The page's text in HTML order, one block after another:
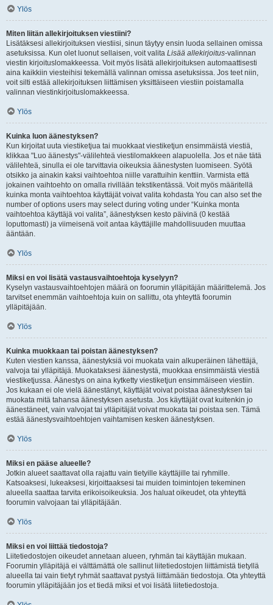
Ylös
Miten liitän allekirjoituksen viestiini?
Lisätäksesi allekirjoituksen viestiisi, sinun täytyy ensin luoda sellainen omissa
asetuksissa. Kun olet luonut sellaisen, voit valita Lisää allekirjoitus-valinnan
viestin kirjoituslomakkeessa. Voit myös lisätä allekirjoituksen automaattisesti
aina kaikkiin viesteihisi tekemällä valinnan omissa asetuksissa. Jos teet niin,
voit silti estää allekirjoituksen liittämisen yksittäiseen viestiin poistamalla
valinnan viestinkirjoituslomakkeessa.
Ylös
Kuinka luon äänestyksen?
Kun kirjoitat uuta viestiketjua tai muokkaat viestiketjun ensimmäistä viestiä,
klikkaa "Luo äänestys"-välilehteä viestilomakkeen alapuolella. Jos et näe tätä
välilehteä, sinulla ei ole tarvittavia oikeuksia äänestysten luomiseen. Syötä
otsikko ja ainakin kaksi vaihtoehtoa niille varattuihin kenttiin. Varmista että
jokainen vaihtoehto on omalla rivillään tekstikentässä. Voit myös määritellä
kuinka monta vaihtoehtoa käyttäjät voivat valita kohdasta You can also set the
number of options users may select during voting under “Kuinka monta
vaihtoehtoa käyttäjä voi valita”, äänestyksen kesto päivinä (0 kestää
loputtomasti) ja viimeisenä voit antaa käyttäjille mahdollisuuden muuttaa
ääntään.
Ylös
Miksi en voi lisätä vastausvaihtoehtoja kyselyyn?
Kyselyn vastausvaihtoehtojen määrä on foorumin ylläpitäjän määrittelemä. Jos
tarvitset enemmän vaihtoehtoja kuin on sallittu, ota yhteyttä foorumin
ylläpitäjään.
Ylös
Kuinka muokkaan tai poistan äänestyksen?
Kuten viestien kanssa, äänestyksiä voi muokata vain alkuperäinen lähettäjä,
valvoja tai ylläpitäjä. Muokataksesi äänestystä, muokkaa ensimmäistä viestiä
viestiketjussa. Äänestys on aina kytketty viestiketjun ensimmäiseen viestiin.
Jos kukaan ei ole vielä äänestänyt, käyttäjät voivat poistaa äänestyksen tai
muokata mitä tahansa äänestyksen asetusta. Jos käyttäjät ovat kuitenkin jo
äänestäneet, vain valvojat tai ylläpitäjät voivat muokata tai poistaa sen. Tämä
estää äänestysvaihtoehtojen vaihtamisen kesken äänestyksen.
Ylös
Miksi en pääse alueelle?
Jotkin alueet saattavat olla rajattu vain tietyille käyttäjille tai ryhmille.
Katsoaksesi, lukeaksesi, kirjoittaaksesi tai muiden toimintojen tekeminen
alueella saattaa tarvita erikoisoikeuksia. Jos haluat oikeudet, ota yhteyttä
foorumin valvojaan tai ylläpitäjään.
Ylös
Miksi en voi liittää tiedostoja?
Liitetiedostojen oikeudet annetaan alueen, ryhmän tai käyttäjän mukaan.
Foorumin ylläpitäjä ei välttämättä ole sallinut liitetiedostojen liittämistä tietyllä
alueella tai vain tietyt ryhmät saattavat pystyä liittämään tiedostoja. Ota yhteyttä
foorumin ylläpitäjään jos et tiedä miksi et voi lisätä liitetiedostoja.